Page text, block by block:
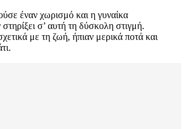
έναν χωρισμό και η γυναίκα
σ’ αυτή τη δύσκολη στιγμή.
με τη ζωή, ήπιαν μερικά ποτά και